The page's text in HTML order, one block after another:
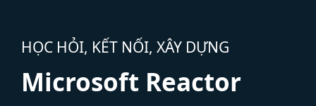
HỌC HỎI, KẾT NỐI, XÂY DỰNG
Microsoft Reactor